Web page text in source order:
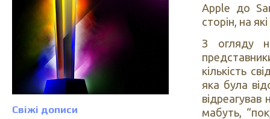
Свіжі дописи
Apple до
сторін, на
З огляду
кількість
яка була
мабуть,